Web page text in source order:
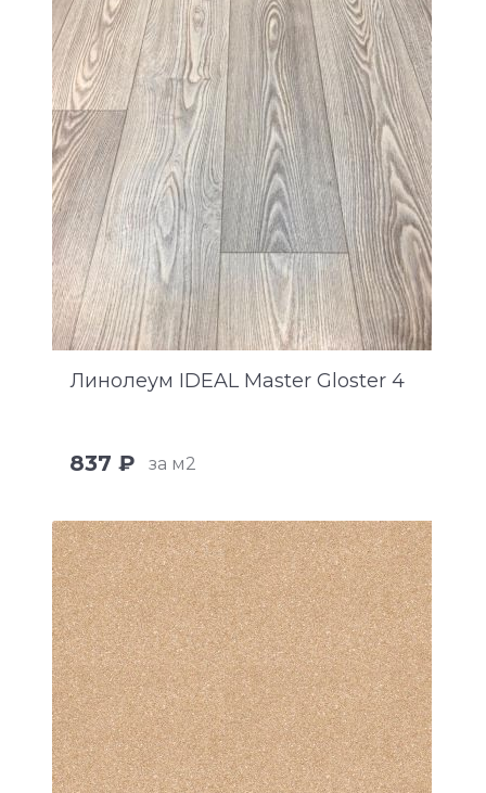
Линолеум IDEAL Master Gloster 4
837 ₽ за м2